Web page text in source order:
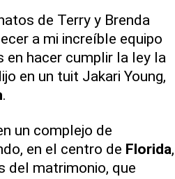
de Terry y Brenda
a mi increíble equipo
hacer cumplir la ley la
en un tuit Jakari Young,
.
un complejo de
en el centro de Florida,
del matrimonio, que